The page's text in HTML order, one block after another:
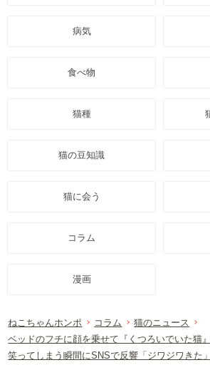
病気
食べ物
猫種
猫の豆知識
猫に会う
コラム
漫画
ねこちゃんホンポ コラム
猫のニュース
ベッドのフチに顔を乗せて『くつろいでいた
笑ってしまう瞬間にSNSで反響「ジワジワきた